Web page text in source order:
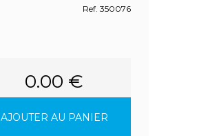
Ref. 350076
0.00 €
AJOUTER AU PANIER